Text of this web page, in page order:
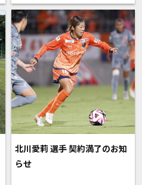
北川愛莉 選手 契約満了のお知
らせ